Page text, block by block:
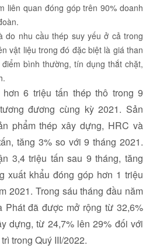
liên quan đóng góp trên 90% doanh
do nhu cầu thép suy yếu ở cả trong
vật liệu trong đó đặc biệt là giá than
bình thường, tín dụng thắt chặt,
6 triệu tấn thép thô trong 9
đương cùng kỳ 2021. Sản
phẩm thép xây dựng, HRC và
tăng 3% so với 9 tháng 2021.
3,4 triệu tấn sau 9 tháng, tăng
xuất khẩu đóng góp hơn 1 triệu
2021. Trong sáu tháng đầu năm
Phát đã được mở rộng từ 32,6%
dựng, từ 24,7% lên 29% đối với
trong Quý III/2022.